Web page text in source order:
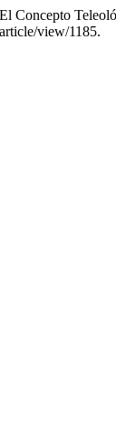
Concepto
view/1185.